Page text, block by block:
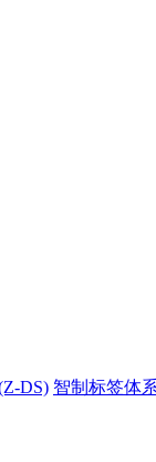
DS) 智制标签体